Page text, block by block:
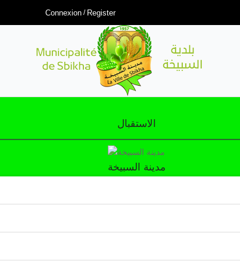
Connexion Register
الاستقبال
مدينة السبيخة